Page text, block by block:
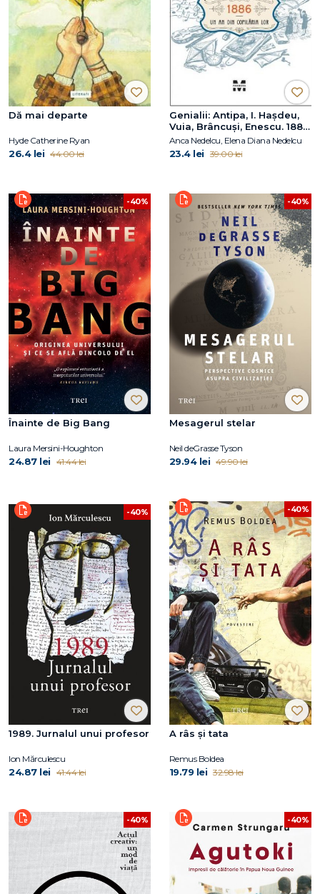
Dă mai departe
Hyde Catherine Ryan
26.4 lei 44.00 lei
Genialii: Antipa, I. Hașdeu,
Vuia, Brâncuși, Enescu. 1886
– Un an din copilăria lor
Anca Nedelcu, Elena Diana Nedelcu
23.4 lei 39.00 lei
-40%
Înainte de Big Bang
Laura Mersini-Houghton
24.87 lei 41.44 lei
-40%
Mesagerul stelar
Neil deGrasse Tyson
29.94 lei 49.90 lei
-40%
1989. Jurnalul unui profesor
Ion Mărculescu
24.87 lei 41.44 lei
-40%
A râs și tata
Remus Boldea
19.79 lei 32.98 lei
-40% -40%